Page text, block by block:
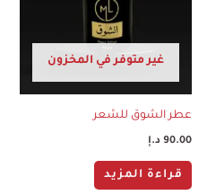
غير متوفر في المخزون
عطر الشوق للشعر
90.00 د.إ
قراءة المزيد